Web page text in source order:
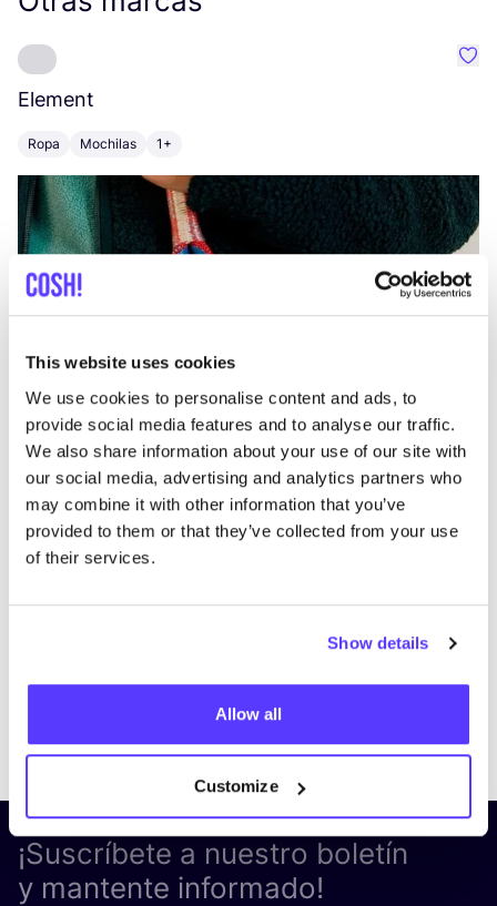
This website uses cookies
We use cookies to personalise content and ads, to
provide social media features and to analyse our traffic.
We also share information about your use of our site with
our social media, advertising and analytics partners who
may combine it with other information that you’ve
provided to them or that they’ve collected from your use
of their services.
Show details
Allow all
Customize
Element
Ropa Mochilas 1+
¡Suscríbete a nuestro boletín
y mantente informado!